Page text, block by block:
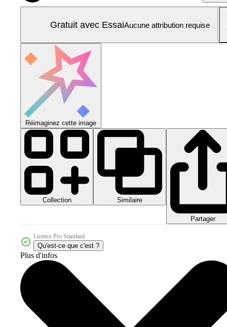
Gratuit avec EssaiAucune attribution requise
Réimaginez cette image
Collection Similaire
Partager
Licence Pro Standard
Qu'est-ce que c'est ?
Plus d'infos